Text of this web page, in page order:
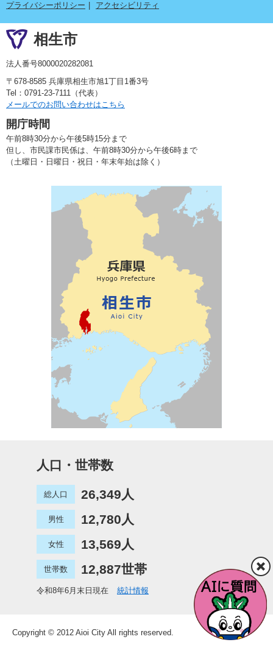
プライバシーポリシー
アクセシビリティ
相生市
法人番号8000020282081
〒678-8585 兵庫県相生市旭1丁目1番3号
Tel：0791-23-7111（代表）
メールでのお問い合わせはこちら
開庁時間
午前8時30分から午後5時15分まで
但し、市民課市民係は、午前8時30分から午後6時まで
（土曜日・日曜日・祝日・年末年始は除く）
人口・世帯数
総人口 26,349人
男性 12,780人
女性 13,569人
世帯数 12,887世帯
令和8年6月末日現在 統計情報
Copyright © 2012 Aioi City All rights reserved.